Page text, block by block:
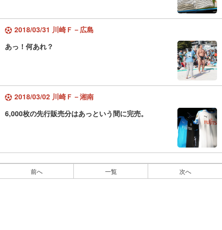
2018/03/31 川崎Ｆ－広島
あっ！何あれ？
2018/03/02 川崎Ｆ－湘南
6,000枚の先行販売分はあっという間に完売。
前へ 一覧 次へ